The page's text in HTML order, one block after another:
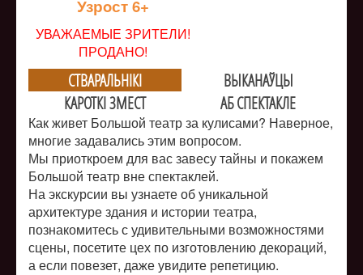
Узрoст 6+
УВАЖАЕМЫЕ ЗРИТЕЛИ!
ПРОДАНО!
СТВАРАЛЬНIКI
ВЫКАНАЎЦЫ
КАРОТКІ ЗМЕСТ
АБ СПЕКТАКЛЕ
Как живет Большой театр за кулисами? Наверное,
многие задавались этим вопросом.
Мы приоткроем для вас завесу тайны и покажем
Большой театр вне спектаклей.
На экскурсии вы узнаете об уникальной
архитектуре здания и истории театра,
познакомитесь с удивительными возможностями
сцены, посетите цех по изготовлению декораций,
а если повезет, даже увидите репетицию.